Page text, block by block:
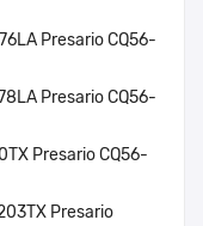
Presario CQ56-
Presario CQ56-
Presario CQ56-
Presario